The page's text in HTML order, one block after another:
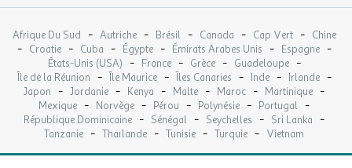
Nombre de lit simple : 4
Nombre de pièces : 4
Nombre de wc : 1
Nombre Salle de bain : 1
Parking : 1 place
Plaque de cuisson
Réfrigérateur
Salon de jardin
Télévision
VEN.
SEPT.
SAM.
26
SEPT.
149 € /hébergement
Retour le
28/09/2026
Afrique Du Sud - Autriche - Brésil - Canada - Cap Vert - Chine
- Croatie - Cuba - Égypte - Émirats Arabes Unis - Espagne -
États-Unis (USA) - France - Grèce - Guadeloupe -
Île de la Réunion - Île Maurice - Îles Canaries - Inde - Irlande -
Japon - Jordanie - Kenya - Malte - Maroc - Martinique -
Mexique - Norvège - Pérou - Polynésie - Portugal -
République Dominicaine - Sénégal - Seychelles - Sri Lanka -
Tanzanie - Thaïlande - Tunisie - Turquie - Vietnam